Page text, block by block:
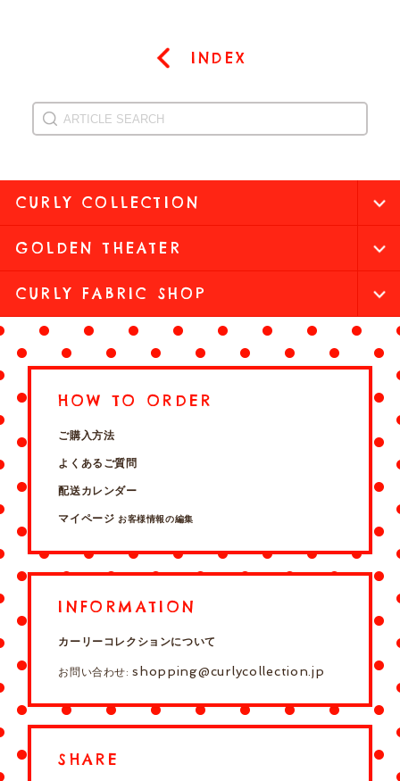
INDEX
CURLY COLLECTION
GOLDEN THEATER
CURLY FABRIC SHOP
HOW TO ORDER
ご購入方法
よくあるご質問
配送カレンダー
マイページ お客様情報の編集
INFORMATION
カーリーコレクションについて
お問い合わせ:shopping@curlycollection.jp
SHARE